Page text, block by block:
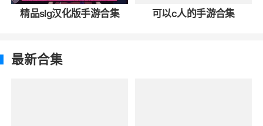
精品slg汉化版手游合集 可以c人的手游合集
最新合集